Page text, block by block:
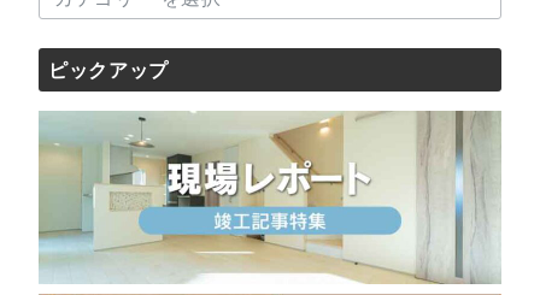
ピックアップ